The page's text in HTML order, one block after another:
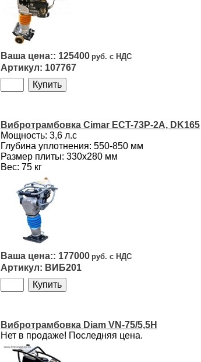
125400
107767
Вибротрамбовка Cimar ECT-73P-2A, DK165
Мощность: 3,6 л.с
Глубина уплотнения: 550-850 мм
Размер плиты: 330x280 мм
Вес: 75 кг
177000
ВИБ201
Вибротрамбовка Diam VN-75/5,5Н
Нет в продаже! Последняя цена.